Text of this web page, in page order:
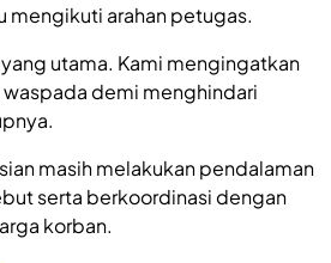
mengikuti arahan petugas.
utama. Kami mengingatkan
demi menghindari
masih melakukan pendalaman
serta berkoordinasi dengan
korban.